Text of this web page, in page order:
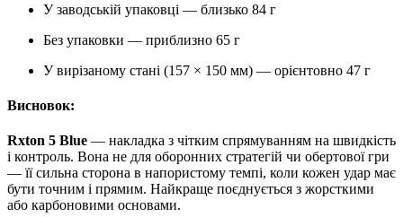
У заводській упаковці — близько 84 г
Без упаковки — приблизно 65 г
У вирізаному стані (157 × 150 мм) — орієнтовно 47 г
Висновок:
Rxton 5 Blue — накладка з чітким спрямуванням на швидкість
і контроль. Вона не для оборонних стратегій чи обертової гри
— її сильна сторона в напористому темпі, коли кожен удар має
бути точним і прямим. Найкраще поєднується з жорсткими
або карбоновими основами.